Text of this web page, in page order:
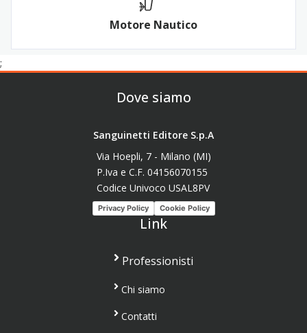
Motore Nautico
;
Dove siamo
Sanguinetti Editore S.p.A
Via Hoepli, 7 - Milano (MI)
P.Iva e C.F. 04156070155
Codice Univoco USAL8PV
Privacy Policy Cookie Policy
Link
Professionisti
Chi siamo
Contatti